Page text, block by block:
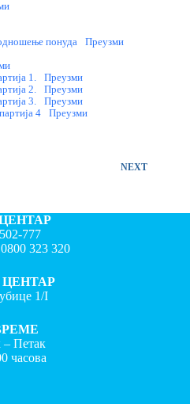
понуда
Преузми
1.
Преузми
2.
Преузми
3.
Преузми
4
Преузми
NEXT
777
0800 323 320
1/I
Петак
часова